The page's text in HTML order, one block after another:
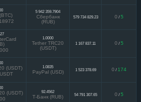
5 942 359.7904
Сбербанк
(RUB)
579 734 829.23 0 / 5
1.0000
Tether TRC20
(USDT)
1 167 837.11 0 / 5
(USDT)
1.0835
PayPal (USD) 1 523 378.69 0 / 174
(USDT)
92.4562
Т-Банк (RUB) 54 791 307.65 0 / 5